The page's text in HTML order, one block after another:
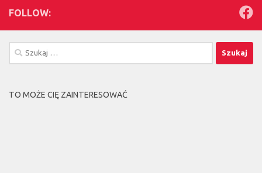
FOLLOW:
Szukaj:
TO MOŻE CIĘ ZAINTERESOWAĆ